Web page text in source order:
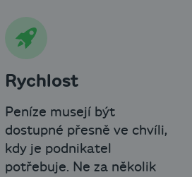
Rychlost
Peníze musejí být
dostupné přesně ve chvíli,
kdy je podnikatel
potřebuje. Ne za několik